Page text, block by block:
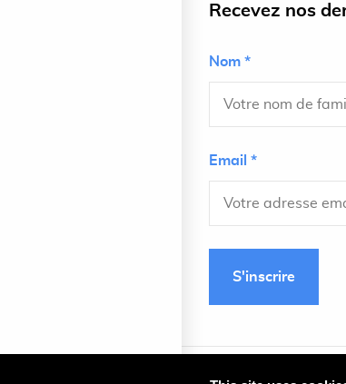
Recevez nos
Nom *
Email *
S'inscrire